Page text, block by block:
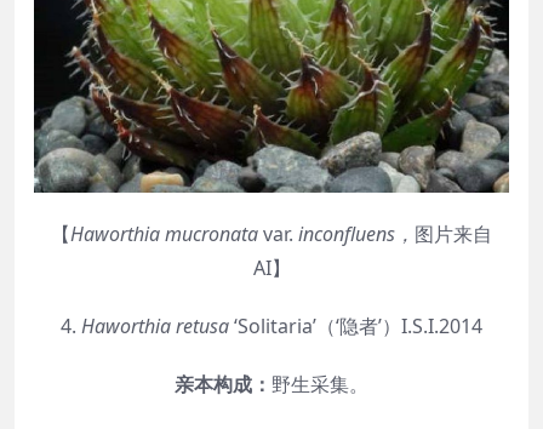
【Haworthiamucronatavar. inconfluens ， 图片来自
AI】
4. Haworthiaretusa‘Solitaria’（‘隐者’）I.S.I.2014
亲本构成： 野生采集。